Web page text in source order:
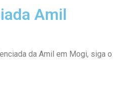
Amil
da Amil em Mogi, siga o